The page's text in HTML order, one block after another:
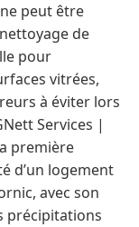
peut être
de
pour
vitrées,
à éviter lors
Services |
première
d’un logement
avec son
précipitations